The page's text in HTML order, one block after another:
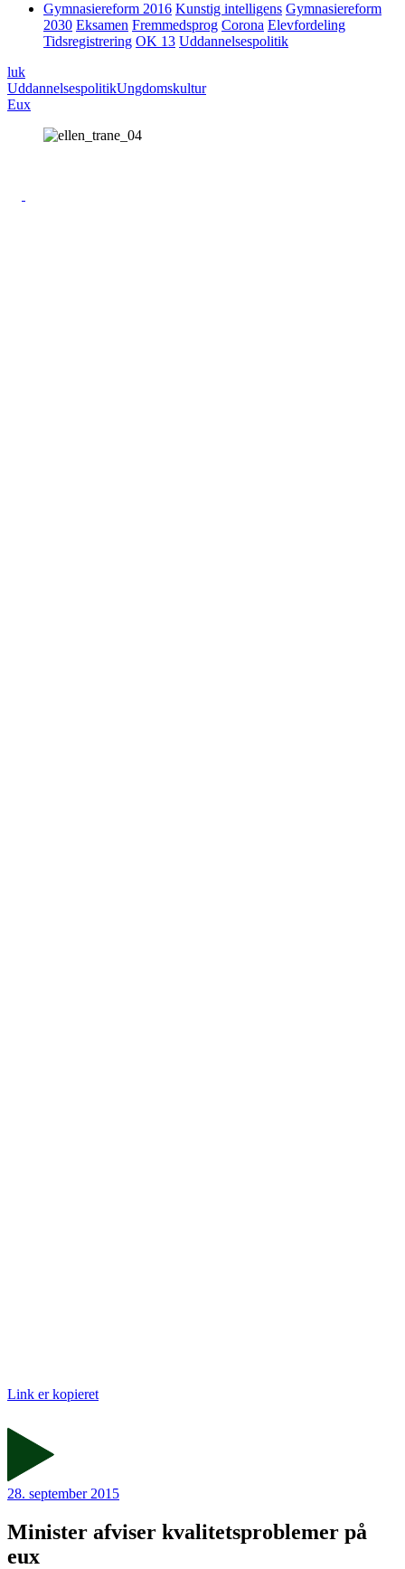
Gymnasiereform 2016 Kunstig intelligens Gymnasiereform
2030 Eksamen Fremmedsprog Corona Elevfordeling
Tidsregistrering OK 13 Uddannelsespolitik
luk
UddannelsespolitikUngdomskultur
Eux
Link er kopieret
28. september 2015
Minister afviser kvalitetsproblemer på
eux